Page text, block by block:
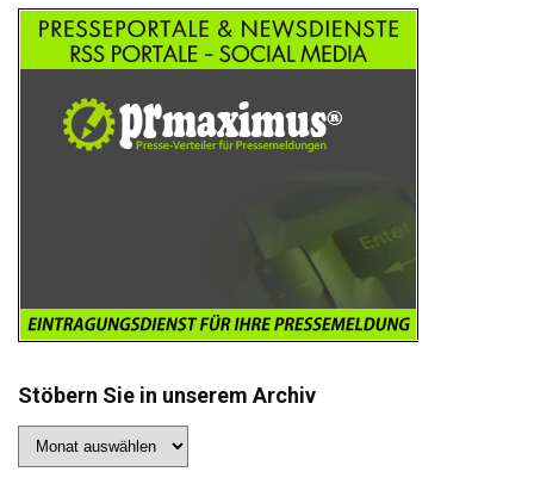
Stöbern Sie in unserem Archiv
Sie